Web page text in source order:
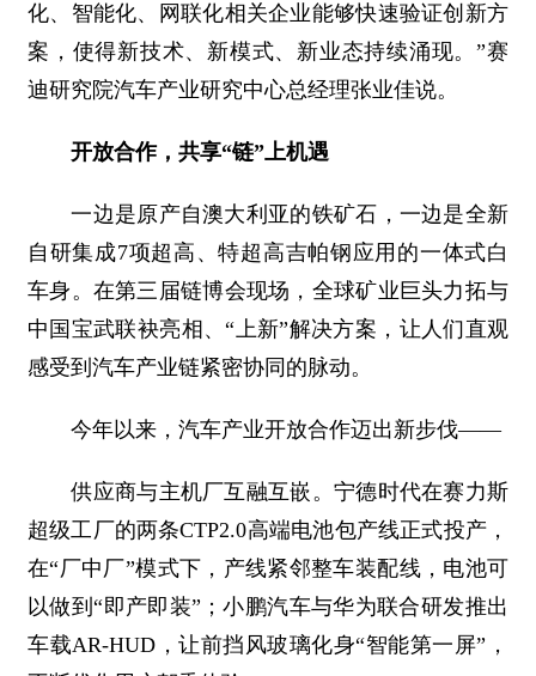
化、智能化、网联化相关企业能够快速验证创新方
案，使得新技术、新模式、新业态持续涌现。”赛
迪研究院汽车产业研究中心总经理张业佳说。
开放合作，共享“链”上机遇
一边是原产自澳大利亚的铁矿石，一边是全新
自研集成7项超高、特超高吉帕钢应用的一体式白
车身。在第三届链博会现场，全球矿业巨头力拓与
中国宝武联袂亮相、“上新”解决方案，让人们直观
感受到汽车产业链紧密协同的脉动。
今年以来，汽车产业开放合作迈出新步伐——
供应商与主机厂互融互嵌。宁德时代在赛力斯
超级工厂的两条CTP2.0高端电池包产线正式投产，
在“厂中厂”模式下，产线紧邻整车装配线，电池可
以做到“即产即装”；小鹏汽车与华为联合研发推出
车载AR-HUD，让前挡风玻璃化身“智能第一屏”，